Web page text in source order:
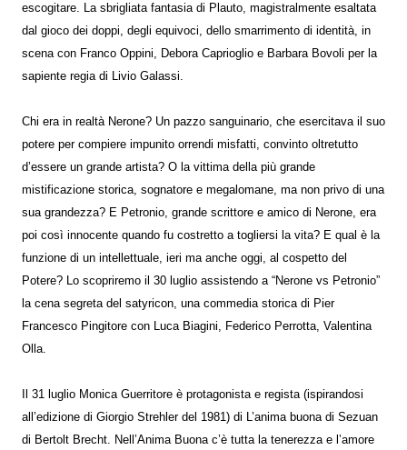
escogitare. La sbrigliata fantasia di Plauto, magistralmente esaltata
dal gioco dei doppi, degli equivoci, dello smarrimento di identità, in
scena con Franco Oppini, Debora Caprioglio e Barbara Bovoli per la
sapiente regia di Livio Galassi.
Chi era in realtà Nerone? Un pazzo sanguinario, che esercitava il suo
potere per compiere impunito orrendi misfatti, convinto oltretutto
d’essere un grande artista? O la vittima della più grande
mistificazione storica, sognatore e megalomane, ma non privo di una
sua grandezza? E Petronio, grande scrittore e amico di Nerone, era
poi così innocente quando fu costretto a togliersi la vita? E qual è la
funzione di un intellettuale, ieri ma anche oggi, al cospetto del
Potere? Lo scopriremo il 30 luglio assistendo a “Nerone vs Petronio”
la cena segreta del satyricon, una commedia storica di Pier
Francesco Pingitore con Luca Biagini, Federico Perrotta, Valentina
Olla.
Il 31 luglio Monica Guerritore è protagonista e regista (ispirandosi
all’edizione di Giorgio Strehler del 1981) di L’anima buona di Sezuan
di Bertolt Brecht. Nell’Anima Buona c’è tutta la tenerezza e l’amore